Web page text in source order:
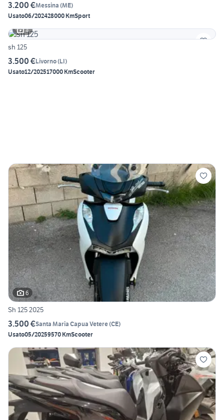
3.200 €Messina (ME)
Usato06/202428000 KmSport
4
sh 125
3.500 €Livorno(LI)
Usato12/202517000 KmScooter
6
Sh 125 2025
3.500 €Santa Maria Capua Vetere(CE)
Usato05/20259570 KmScooter